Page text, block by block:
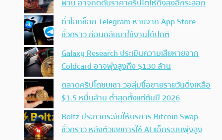
ผ่าน อาจกดดันราคาคริปโตให้ดิ่งลงอีกระลอก
ทั่วโลกช็อก Telegram หายจาก App Store
ชั่วคราว ก่อนกลับมาใช้งานได้ปกติ
Galaxy Research ประเมินความเสียหายจาก
Coldcard อาจพุ่งสูงถึง $130 ล้าน
ตลาดคริปโตซบเซา วอลุ่มซื้อขายรายวันดิ่งเหลือ
$1.5 หมื่นล้าน ต่ำสุดตั้งแต่ต้นปี 2026
Boltz ประกาศระงับให้บริการ Bitcoin Swap
ชั่วคราว หลังตัวเลขการใช้ AI แฮ็กระบบพุ่งสูง